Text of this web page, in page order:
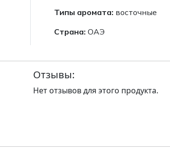
Типы аромата: восточные
Страна: ОАЭ
Отзывы:
Нет отзывов для этого продукта.